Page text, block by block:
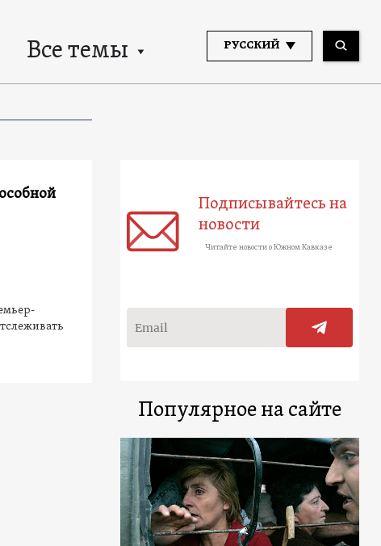
Все темы РУССКИЙ
Подписывайтесь на
новости
Читайте новости о Южном Кавказе
Популярное на сайте